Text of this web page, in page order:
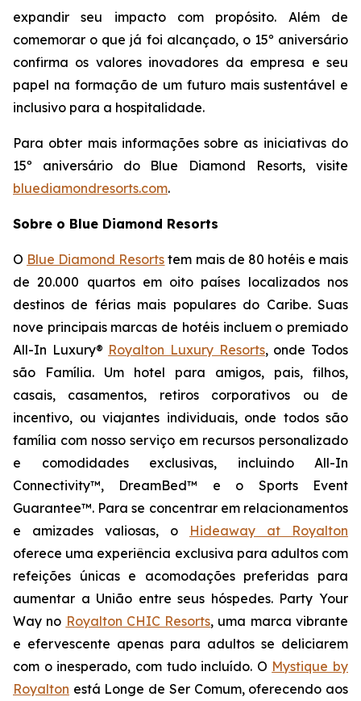
expandir seu impacto com propósito. Além de
comemorar o que já foi alcançado, o 15º aniversário
confirma os valores inovadores da empresa e seu
papel na formação de um futuro mais sustentável e
inclusivo para a hospitalidade.
Para obter mais informações sobre as iniciativas do
15º aniversário do Blue Diamond Resorts, visite
bluediamondresorts.com.
Sobre o Blue Diamond Resorts
O Blue Diamond Resorts tem mais de 80 hotéis e mais
de 20.000 quartos em oito países localizados nos
destinos de férias mais populares do Caribe. Suas
nove principais marcas de hotéis incluem o premiado
All-In Luxury® Royalton Luxury Resorts, onde Todos
são Família. Um hotel para amigos, pais, filhos,
casais, casamentos, retiros corporativos ou de
incentivo, ou viajantes individuais, onde todos são
família com nosso serviço em recursos personalizado
e comodidades exclusivas, incluindo All-In
Connectivity™, DreamBed™ e o Sports Event
Guarantee™. Para se concentrar em relacionamentos
e amizades valiosas, o Hideaway at Royalton
oferece uma experiência exclusiva para adultos com
refeições únicas e acomodações preferidas para
aumentar a União entre seus hóspedes.Party Your
Way no Royalton CHIC Resorts, uma marca vibrante
e efervescente apenas para adultos se deliciarem
com o inesperado, com tudo incluído. O Mystique by
Royalton está Longe de Ser Comum, oferecendo aos